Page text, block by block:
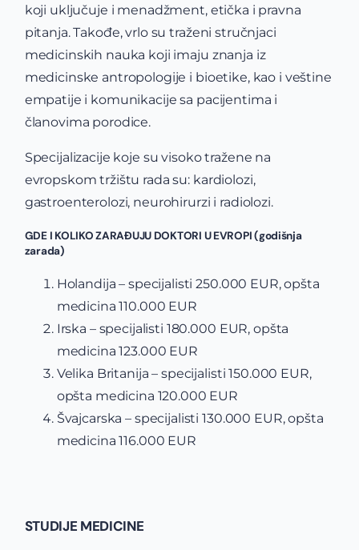
koji uključuje i menadžment, etička i pravna
pitanja. Takođe, vrlo su traženi stručnjaci
medicinskih nauka koji imaju znanja iz
medicinske antropologije i bioetike, kao i veštine
empatije i komunikacije sa pacijentima i
članovima porodice.
Specijalizacije koje su visoko tražene na
evropskom tržištu rada su: kardiolozi,
gastroenterolozi, neurohirurzi i radiolozi.
GDE I KOLIKO ZARAĐUJU DOKTORI U EVROPI (godišnja
zarada)
Holandija – specijalisti 250.000 EUR, opšta
medicina 110.000 EUR
Irska – specijalisti 180.000 EUR, opšta
medicina 123.000 EUR
Velika Britanija – specijalisti 150.000 EUR,
opšta medicina 120.000 EUR
Švajcarska – specijalisti 130.000 EUR, opšta
medicina 116.000 EUR
STUDIJE MEDICINE